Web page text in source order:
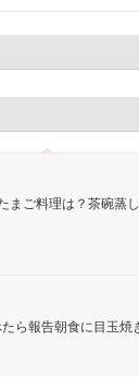
まご料理は？茶碗蒸
ら報告朝食に目玉焼